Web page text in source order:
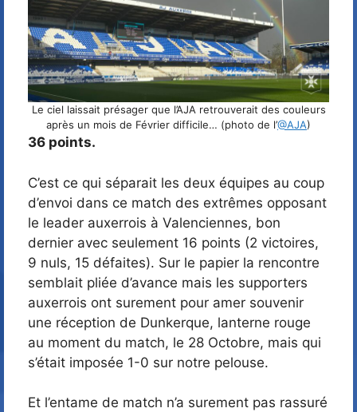
Le ciel laissait présager que l’AJA retrouverait des couleurs
après un mois de Février difficile… (photo de l’@AJA)
36 points.
C’est ce qui séparait les deux équipes au coup
d’envoi dans ce match des extrêmes opposant
le leader auxerrois à Valenciennes, bon
dernier avec seulement 16 points (2 victoires,
9 nuls, 15 défaites). Sur le papier la rencontre
semblait pliée d’avance mais les supporters
auxerrois ont surement pour amer souvenir
une réception de Dunkerque, lanterne rouge
au moment du match, le 28 Octobre, mais qui
s’était imposée 1-0 sur notre pelouse.
Et l’entame de match n’a surement pas rassuré